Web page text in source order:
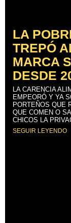
LA
TREPÓ
MARCA
DESDE
LA CARENCIA
EMPEORÓ Y YA
PORTEÑOS QUE
QUE COMEN O
CHICOS LA
SEGUIR LEYENDO